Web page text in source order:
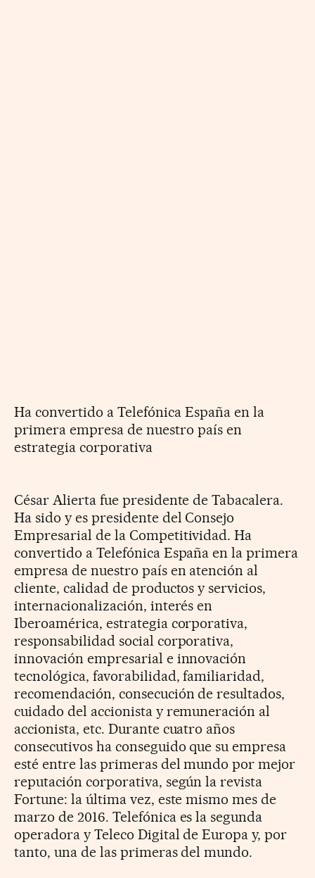
Ha convertido a Telefónica España en la
primera empresa de nuestro país en
estrategia corporativa
César Alierta fue presidente de Tabacalera.
Ha sido y es presidente del Consejo
Empresarial de la Competitividad. Ha
convertido a Telefónica España en la primera
empresa de nuestro país en atención al
cliente, calidad de productos y servicios,
internacionalización, interés en
Iberoamérica, estrategia corporativa,
responsabilidad social corporativa,
innovación empresarial e innovación
tecnológica, favorabilidad, familiaridad,
recomendación, consecución de resultados,
cuidado del accionista y remuneración al
accionista, etc. Durante cuatro años
consecutivos ha conseguido que su empresa
esté entre las primeras del mundo por mejor
reputación corporativa, según la revista
Fortune: la última vez, este mismo mes de
marzo de 2016. Telefónica es la segunda
operadora y Teleco Digital de Europa y, por
tanto, una de las primeras del mundo.